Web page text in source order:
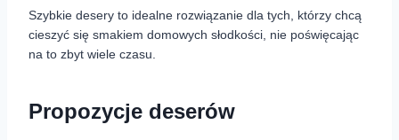
Szybkie desery to idealne rozwiązanie dla tych, którzy chcą
cieszyć się smakiem domowych słodkości, nie poświęcając
na to zbyt wiele czasu.
Propozycje deserów